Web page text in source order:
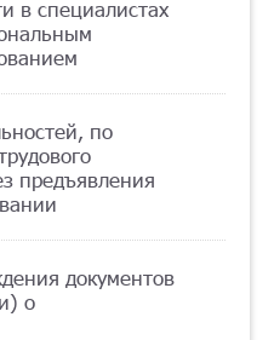
в специалистах
по
предъявления
документов
о